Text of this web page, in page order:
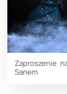
Zaproszenie
Sanem